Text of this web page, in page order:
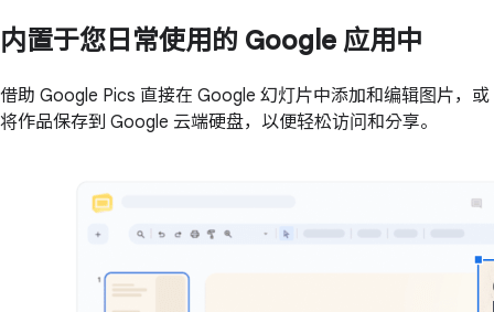
内置于您日常使用的 Google 应用中
借助 Google Pics 直接在 Google 幻灯片中添加和编辑图片，或
将作品保存到 Google 云端硬盘，以便轻松访问和分享。